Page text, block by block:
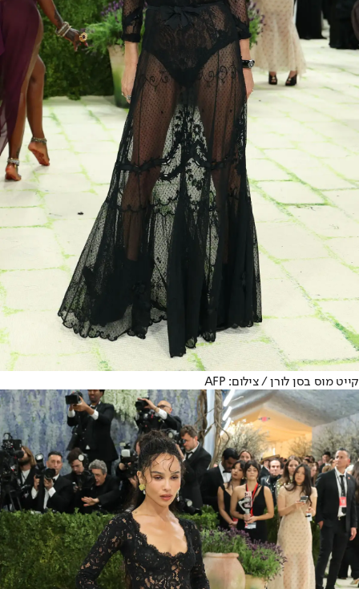
קייט מוס בסן לורן / צילום: AFP